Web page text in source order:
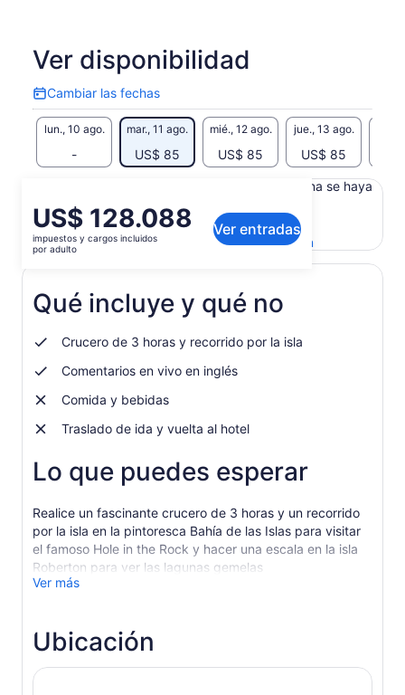
Ver disponibilidad
Cambiar las fechas
Cambiar
las
fechas
lun., 10 ago.
-
mar., 11 ago.
US$ 85
mié., 12 ago.
US$ 85
jue., 13 ago.
US$ 85
El
precio
es
por
US$ 128.088
impuestos y cargos incluidos
por adulto
Ver entradas
Es posible que el contenido de esta página se haya
Ver el texto original (inglés)
Enviar comentarios sobre esta traducciónSe
Qué incluye y qué no
Crucero de 3 horas y recorrido por la isla
Comentarios en vivo en inglés
Comida y bebidas
Traslado de ida y vuelta al hotel
Lo que puedes esperar
Realice un fascinante crucero de 3 horas y un recorrido
por la isla en la pintoresca Bahía de las Islas para visitar
el famoso Hole in the Rock y hacer una escala en la isla
Roberton para ver las lagunas gemelas
Navegar por las aguas prístinas entre 144 islas y paisajes
Visite el icónico “Agujero en la Roca”, un impresionante
arco natural que se erige como testimonio de las
maravillas geológicas de la región, donde el barco
Ver más
Ubicación